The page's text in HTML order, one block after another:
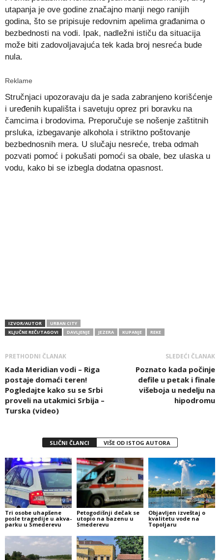
utapanja je ove godine značajno manji nego ranijih
godina, što se pripisuje redovnim apelima građanima o
bezbednosti na vodi. Ipak, nadležni ističu da situacija
može biti zadovoljavajuća tek kada broj nesreća bude
nula.
Reklame
Stručnjaci upozoravaju da je sada zabranjeno korišćenje
i uređenih kupališta i savetuju oprez pri boravku na
čamcima i brodovima. Preporučuje se nošenje zaštitnih
prsluka, izbegavanje alkohola i striktno poštovanje
bezbednosnih mera. U slučaju nesreće, treba odmah
pozvati pomoć i pokušati pomoći sa obale, bez ulaska u
vodu, kako bi se izbegla dodatna opasnost.
IZVOR/AUTOR
URBAN CITY
KLJUČNE REČI/TAGOVI
DAVLJENJE JEZERA KUPANJE REKE
PRETHODNI ČLANAK
Kada Meridian vodi – Riga
postaje domaći teren!
Pogledajte kako su se Srbi
proveli na utakmici Srbija –
Turska (video)
SLEDEĆI ČLANAK
Poznato kada počinje
defile u petak i finale
višeboja u nedelju na
hipodromu
SLIČNI ČLANCI VIŠE OD ISTOG AUTORA
Tri osobe uhapšene
posle tragedije u akva-
parku u Smederevu
Petogodišnji dečak se
utopio na bazenu u
Smederevu
Objavljen izveštaj o
kvalitetu vode na
Topoljaru